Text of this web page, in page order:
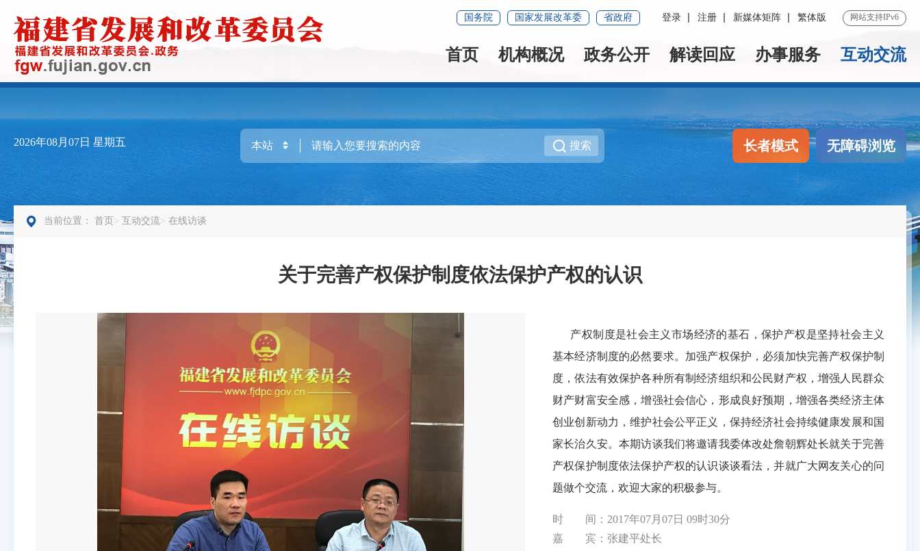
国务院 国家发展改革委 省政府 登录 注册 新媒体矩阵 繁体版 网站支持IPv6
首页 机构概况 政务公开 解读回应 办事服务 互动交流
2026年08月07日 星期五 搜索 长者模式 无障碍浏览
当前位置： 首页 互动交流 在线访谈
关于完善产权保护制度依法保护产权的认识
产权制度是社会主义市场经济的基石，保护产权是坚持社会主义
基本经济制度的必然要求。加强产权保护，必须加快完善产权保护制
度，依法有效保护各种所有制经济组织和公民财产权，增强人民群众
财产财富安全感，增强社会信心，形成良好预期，增强各类经济主体
创业创新动力，维护社会公平正义，保持经济社会持续健康发展和国
家长治久安。本期访谈我们将邀请我委体改处詹朝辉处长就关于完善
产权保护制度依法保护产权的认识谈谈看法，并就广大网友关心的问
题做个交流，欢迎大家的积极参与。
时 间：2017年07月07日 09时30分
嘉 宾：张建平处长